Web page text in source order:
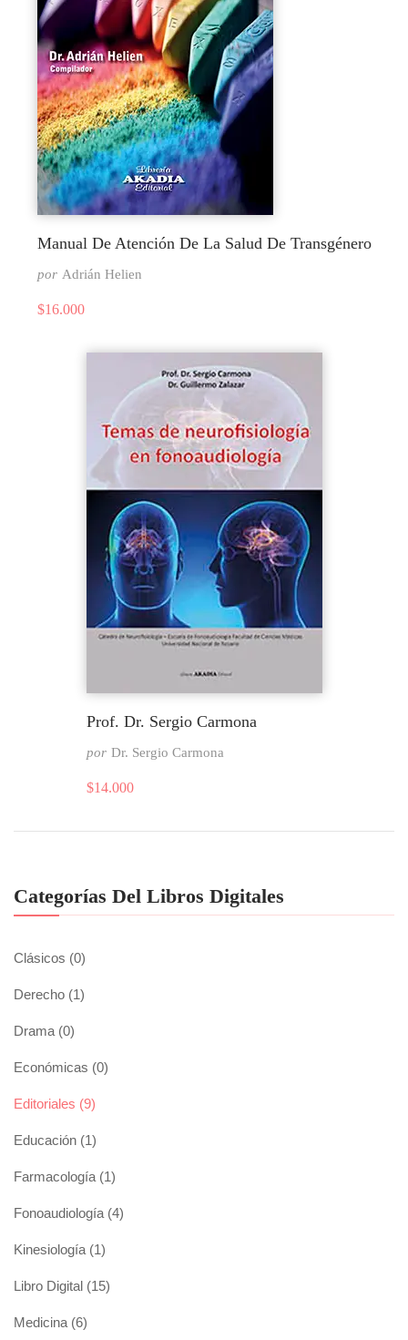
Categorías Del Libros Digitales
Clásicos (0)
Derecho (1)
Drama (0)
Económicas (0)
Editoriales (9)
Educación (1)
Farmacología (1)
Fonoaudiología (4)
Kinesiología (1)
Libro Digital (15)
Medicina (6)
Manual De Atención De La Salud De Transgénero
por Adrián Helien
$16.000
Prof. Dr. Sergio Carmona
por Dr. Sergio Carmona
$14.000